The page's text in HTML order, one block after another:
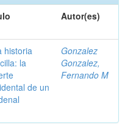
Autor(es)
historia
la
de un
Gonzalez
Gonzalez,
Fernando M